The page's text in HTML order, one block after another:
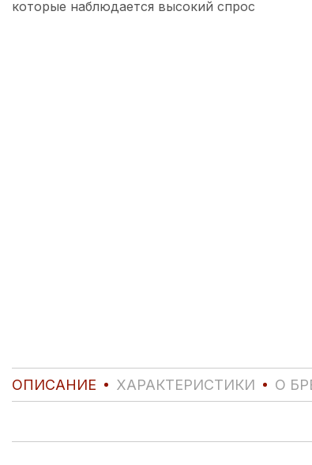
ОПИСАНИЕ ХАРАКТЕРИСТИКИ О